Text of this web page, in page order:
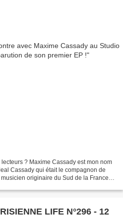
? Maxime Cassady est mon nom
Cassady qui était le compagnon de
originaire du Sud de la France.
LIFE N°296 - 12